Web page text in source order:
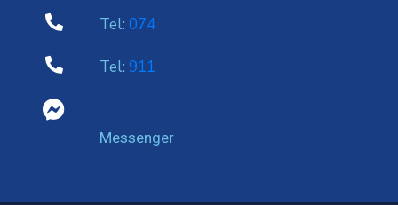
Tel: 074
Tel: 911
Messenger